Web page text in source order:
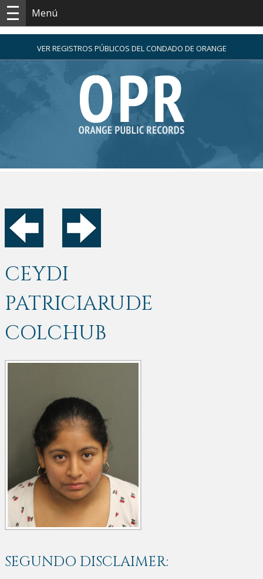
Menú
VER REGISTROS PÚBLICOS DEL CONDADO DE ORANGE
CEYDI
PATRICIARUDE
COLCHUB
SEGUNDO DISCLAIMER: